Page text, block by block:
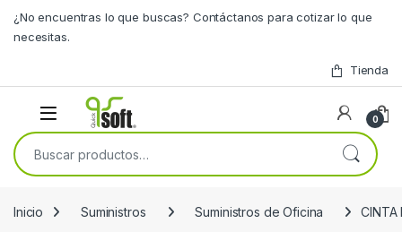
¿No encuentras lo que buscas? Contáctanos para cotizar lo que
necesitas.
Tienda
0
Buscar por:
Inicio Suministros Suministros de Oficina CINTA